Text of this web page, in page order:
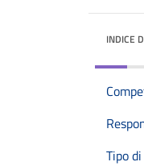
INDICE
Tipo